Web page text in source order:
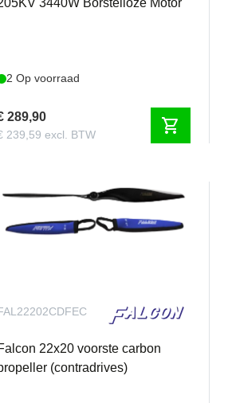
3440W Borstelloze Motor
2 Op voorraad
289,90
239,59 excl. BTW shopping_cart
22x20 voorste carbon
(contradrives)